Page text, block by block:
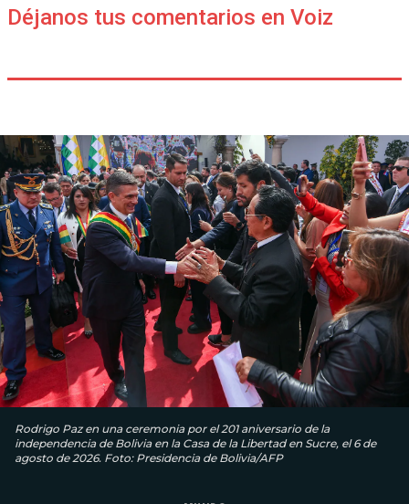
Déjanos tus comentarios en Voiz
Rodrigo Paz en una ceremonia por el 201 aniversario de la
independencia de Bolivia en la Casa de la Libertad en Sucre, el 6 de
agosto de 2026. Foto: Presidencia de Bolivia/AFP